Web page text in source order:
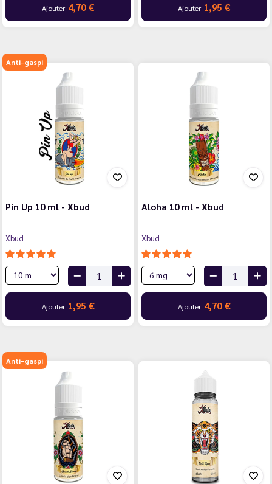
Ajouter 4,70 € Ajouter 1,95 €
Anti-gaspi
Pin Up 10 ml - Xbud
Xbud
Ajouter 1,95 €
Aloha 10 ml - Xbud
Xbud
Ajouter 4,70 €
Anti-gaspi